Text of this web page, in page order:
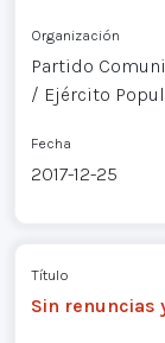
Organización
Partido
/ Ejército
Fecha
2017-12-25
Título
Sin renuncias